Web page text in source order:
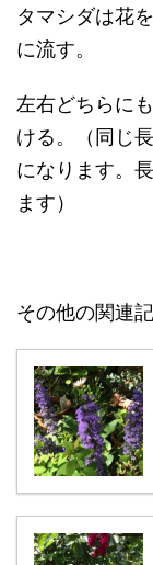
タマシダは花
に流す。
左右どちらに
ける。（同じ
になります。
ます）
その他の関連